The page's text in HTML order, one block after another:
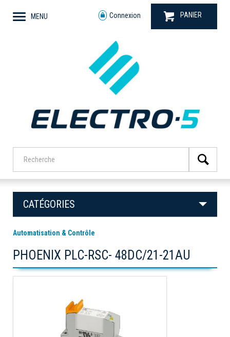
MENU Connexion PANIER
CATÉGORIES
Automatisation & Contrôle
PHOENIX PLC-RSC- 48DC/21-21AU